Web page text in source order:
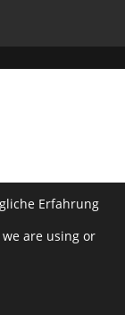
Erfahrung
are using or